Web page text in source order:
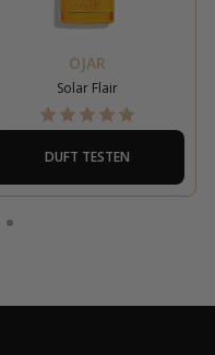
OJAR
Solar Flair
DUFT TESTEN